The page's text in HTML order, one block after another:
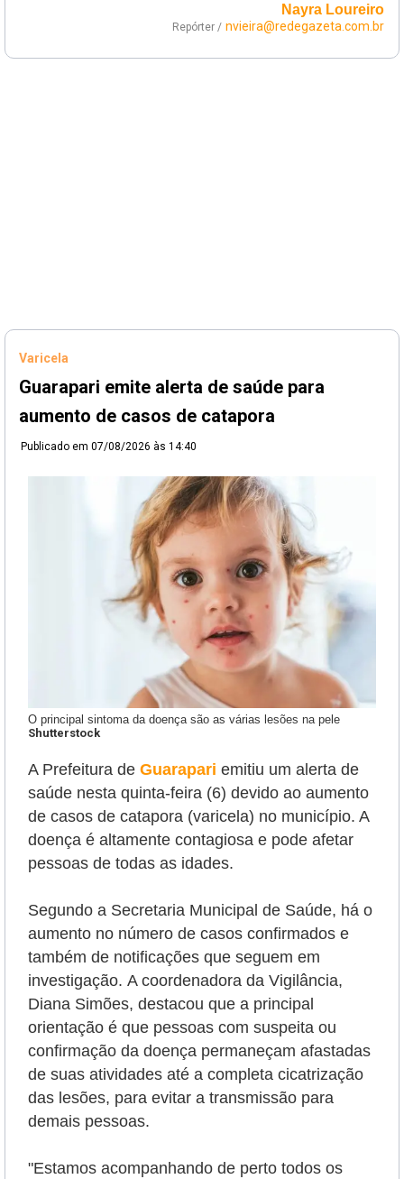
Nayra Loureiro
Repórter / nvieira@redegazeta.com.br
Varicela
Guarapari emite alerta de saúde para
aumento de casos de catapora
Publicado em 07/08/2026 às 14:40
O principal sintoma da doença são as várias lesões na pele
Shutterstock
A Prefeitura de Guarapari emitiu um alerta de
saúde nesta quinta-feira (6) devido ao aumento
de casos de catapora (varicela) no município. A
doença é altamente contagiosa e pode afetar
pessoas de todas as idades.
Segundo a Secretaria Municipal de Saúde, há o
aumento no número de casos confirmados e
também de notificações que seguem em
investigação. A coordenadora da Vigilância,
Diana Simões, destacou que a principal
orientação é que pessoas com suspeita ou
confirmação da doença permaneçam afastadas
de suas atividades até a completa cicatrização
das lesões, para evitar a transmissão para
demais pessoas.
"Estamos acompanhando de perto todos os